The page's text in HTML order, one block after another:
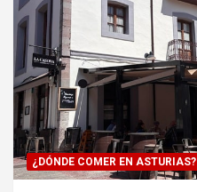
¿DÓNDE COMER EN ASTURIAS?